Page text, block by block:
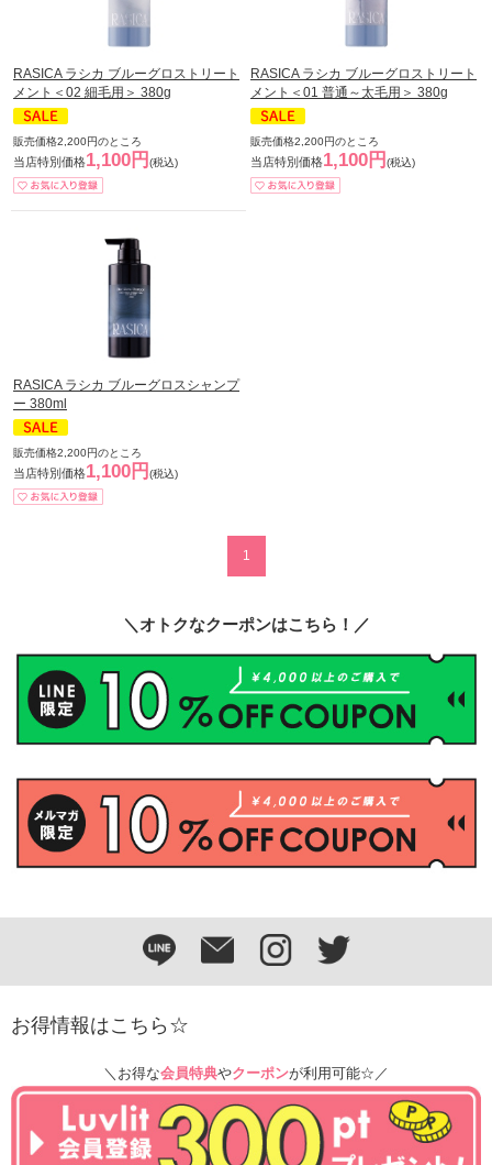
RASICA ラシカ ブルーグロストリート
メント＜02 細毛用＞ 380g
販売価格2,200円のところ
当店特別価格1,100円 (税込)
RASICA ラシカ ブルーグロストリート
メント＜01 普通～太毛用＞ 380g
販売価格2,200円のところ
当店特別価格1,100円 (税込)
RASICA ラシカ ブルーグロスシャンプ
ー 380ml
販売価格2,200円のところ
当店特別価格1,100円 (税込)
1
＼オトクなクーポンはこちら！／
お得情報はこちら☆
＼お得な会員特典やクーポンが利用可能☆／